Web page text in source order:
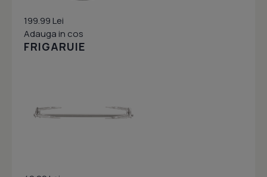
199.99 Lei
Adauga in cos
FRIGARUIE